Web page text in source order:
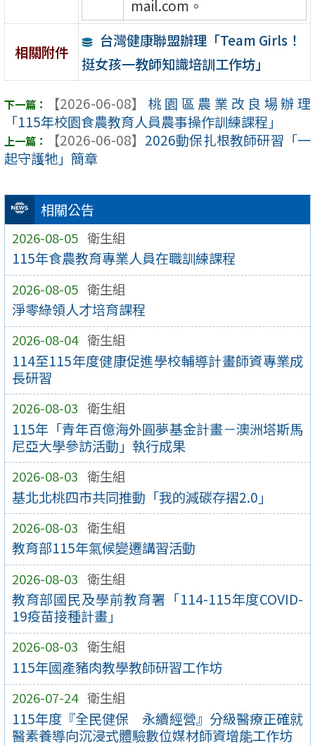
相關公告
2026-08-05 衛生組
115年食農教育專業人員在職訓練課程
2026-08-05 衛生組
淨零綠領人才培育課程
2026-08-04 衛生組
114至115年度健康促進學校輔導計畫師資專業成
長研習
2026-08-03 衛生組
115年「青年百億海外圓夢基金計畫－澳洲塔斯馬
尼亞大學參訪活動」執行成果
2026-08-03 衛生組
基北北桃四市共同推動「我的減碳存摺2.0」
2026-08-03 衛生組
教育部115年氣候變遷講習活動
2026-08-03 衛生組
教育部國民及學前教育署「114-115年度COVID-
19疫苗接種計畫」
2026-08-03 衛生組
115年國產豬肉教學教師研習工作坊
2026-07-24 衛生組
115年度『全民健保 永續經營』分級醫療正確就
醫素養導向沉浸式體驗數位媒材師資增能工作坊
mail.com。
相關附件
台灣健康聯盟辦理「Team Girls！
挺女孩一教師知識培訓工作坊」
【2026-06-08】
桃園區農業改良場辦理
「115年校園食農教育人員農事操作訓練課程」
【2026-06-08】 2026動保扎根教師研習「一
起守護牠」簡章